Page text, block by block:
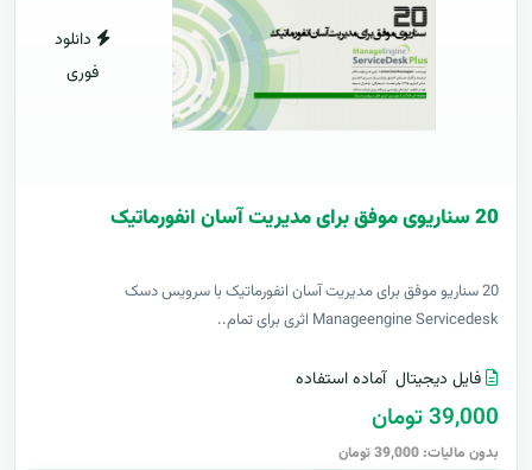
دانلود
فوری
20 سناریوی موفق برای مدیریت آسان انفورماتیک
20 سناریو موفق برای مدیریت آسان انفورماتیک با سرویس دسک
Manageengine Servicedesk اثری برای تمام..
فایل دیجیتال آماده استفاده
39,000 تومان
بدون مالیات: 39,000 تومان